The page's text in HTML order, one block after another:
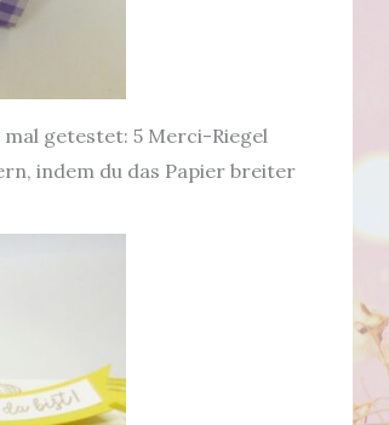
getestet: 5 Merci-Riegel
indem du das Papier breiter